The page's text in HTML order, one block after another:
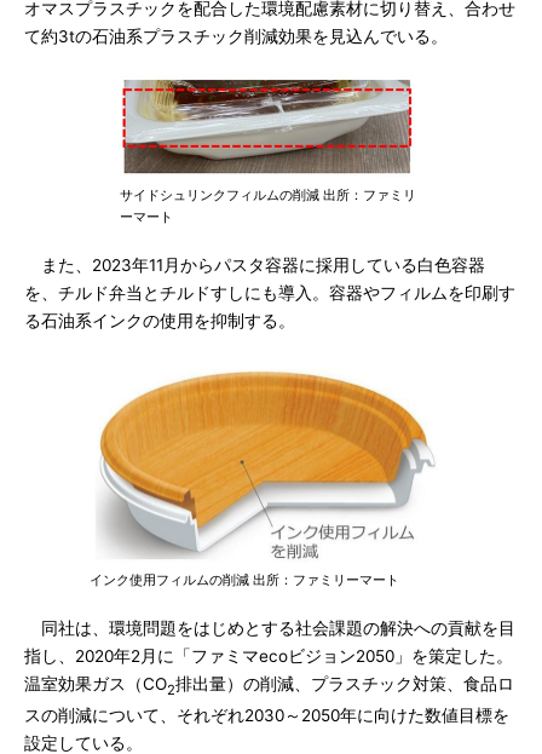
オマスプラスチックを配合した環境配慮素材に切り替え、合わせ
て約3tの石油系プラスチック削減効果を見込んでいる。
サイドシュリンクフィルムの削減 出所：ファミリ
ーマート
また、2023年11月からパスタ容器に採用している白色容器
を、チルド弁当とチルドすしにも導入。容器やフィルムを印刷す
る石油系インクの使用を抑制する。
インク使用フィルムの削減 出所：ファミリーマート
同社は、環境問題をはじめとする社会課題の解決への貢献を目
指し、2020年2月に「ファミマecoビジョン2050」を策定した。
温室効果ガス（CO2排出量）の削減、プラスチック対策、食品ロ
スの削減について、それぞれ2030～2050年に向けた数値目標を
設定している。